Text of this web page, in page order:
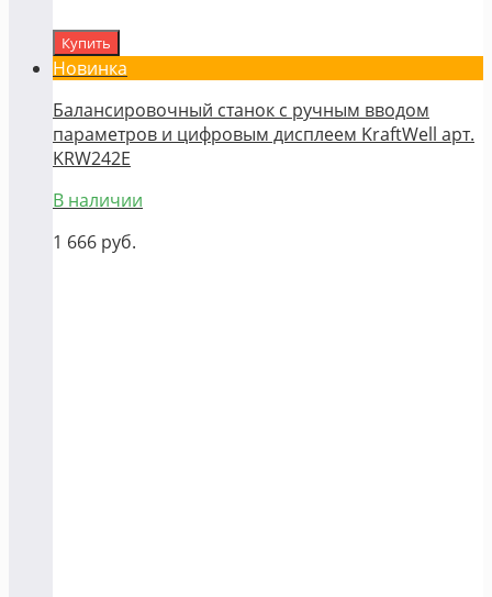
Купить
Новинка
Балансировочный станок с ручным вводом
параметров и цифровым дисплеем KraftWell арт.
KRW242E
В наличии
1 666 руб.